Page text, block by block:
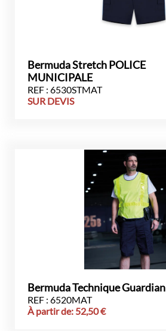
Bermuda Stretch POLICE
MUNICIPALE
REF : 6530STMAT
SUR DEVIS
Bermuda Technique Guardian
REF : 6520MAT
À partir de: 52,50€